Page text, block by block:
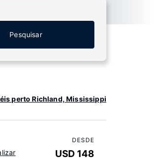
Pesquisar
perto Richland, Mississippi
DESDE
USD 148